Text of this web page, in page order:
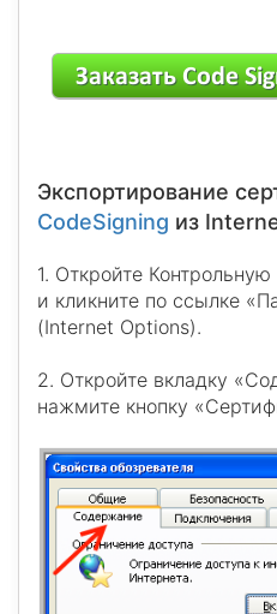
Экспортирование
CodeSigning из
1. Откройте
и кликните по ссылке
(Internet Options).
2. Откройте вкладку
нажмите кнопку